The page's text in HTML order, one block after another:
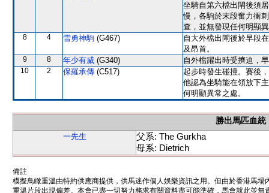
坐騎自第六檔出閘後須
慢，各駒於末段奮力衝
查，並無發現任何明顯
8 4 雪勇神駒 (G467)
自大外檔出閘後於早段
及昂首。
9 8 年少有威 (G340) 自外檔躍出時受擠迫，
10 2 保羅承傳 (C517)
起步時發生碰撞。賽後
他認為坐騎能在領放下
何明顯異常之處。
勝出馬匹血統
一先生
父系: The Gurkha
母系: Dietrich
備註
模擬鳥瞰重溫由特約供應商提供，供馬迷作個人娛樂資訊之用。但由於香港馬
重溫片段出現偏差。本會已盡一切努力務求有關資料盡可能準確，馬會就此並